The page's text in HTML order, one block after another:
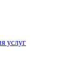
услуг